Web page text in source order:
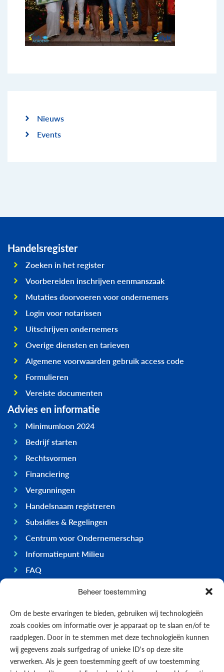
Beheer toestemming
Om de beste ervaringen te bieden, gebruiken wij technologieën
zoals cookies om informatie over je apparaat op te slaan en/of te
raadplegen. Door in te stemmen met deze technologieën kunnen
wij gegevens zoals surfgedrag of unieke ID's op deze site
verwerken. Als je geen toestemming geeft of uw toestemming
Nieuws
Events
Handelsregister
Zoeken in het register
Voorbereiden inschrijven eenmanszaak
Mutaties doorvoeren voor ondernemers
Login voor notarissen
Uitschrijven ondernemers
Overige diensten en tarieven
Algemene voorwaarden gebruik access code
Formulieren
Vereiste documenten
Advies en informatie
Minimumloon 2024
Bedrijf starten
Rechtsvormen
Financiering
Vergunningen
Handelsnaam registreren
Subsidies & Regelingen
Centrum voor Ondernemerschap
Informatiepunt Milieu
FAQ
Ondernemen op Bonaire
Economie
Regering
Infrastructuur
Algemeen